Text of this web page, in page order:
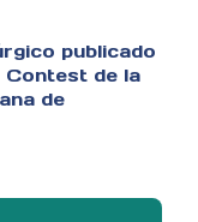
publicado
Contest de la
de